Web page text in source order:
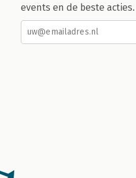
events en de beste acties.